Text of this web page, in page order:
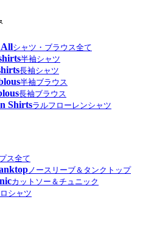
Allシャツ・ブラウス全て
半袖シャツ
長袖シャツ
半袖ブラウス
長袖ブラウス
Shirtsラルフローレンシャツ
ス全て
ノースリーブ＆タンクトップ
カットソー＆チュニック
シャツ